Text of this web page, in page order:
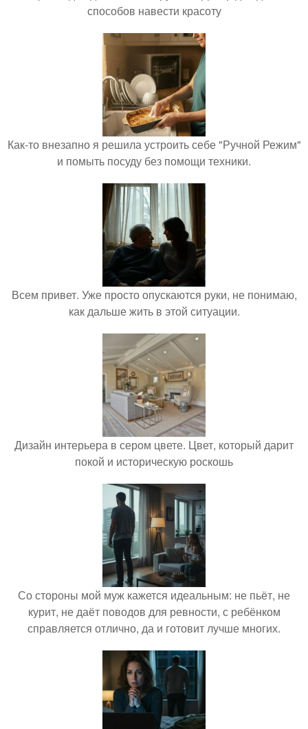
способов навести красоту
Как-то внезапно я решила устроить себе "Ручной Режим"
и помыть посуду без помощи техники.
Всем привет. Уже просто опускаются руки, не понимаю,
как дальше жить в этой ситуации.
Дизайн интерьера в сером цвете. Цвет, который дарит
покой и историческую роскошь
Со стороны мой муж кажется идеальным: не пьёт, не
курит, не даёт поводов для ревности, с ребёнком
справляется отлично, да и готовит лучше многих.